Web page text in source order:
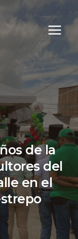
de la
del
en el